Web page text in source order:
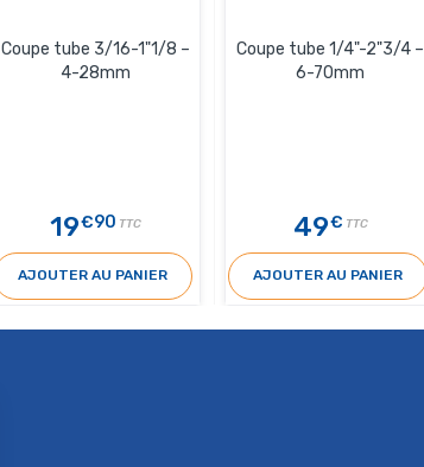
Coupe tube 3/16-1"1/8 –
4-28mm
19€90 TTC
AJOUTER AU PANIER
Coupe tube 1/4"-2"3/4 –
6-70mm
49€ TTC
AJOUTER AU PANIER